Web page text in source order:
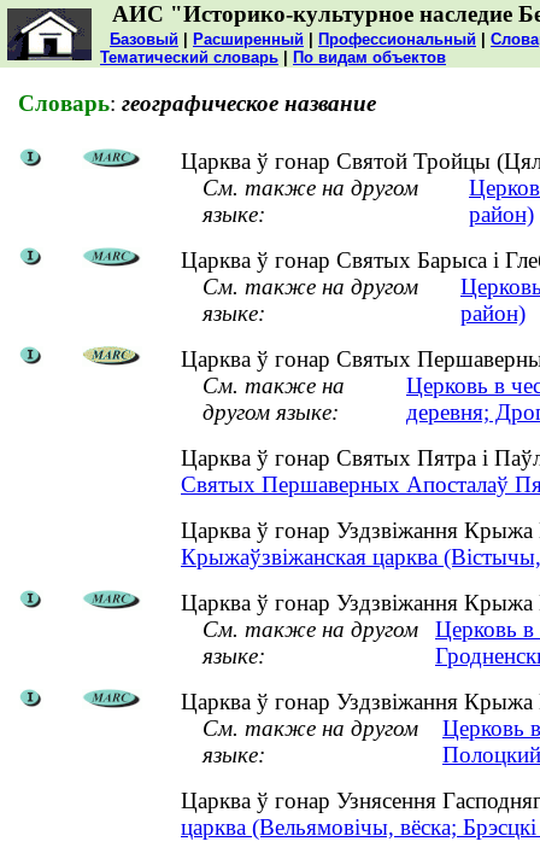
АИС "Историко-культурное наследие
Базовый Расширенный Профессиональный
Тематический словарь
По видам объектов
Словарь: географическое название
Царква ў гонар Святой Тройцы
См. также на другом
языке:
район)
Царква ў гонар Святых Барыса і
См. также на другом
языке:
район)
Царква ў гонар Святых
См. также на
другом языке:
Церковь в
деревня;
Царква ў гонар Святых Пятра і
Святых Першаверных Апосталаў
Царква ў гонар Уздзвіжання
Крыжаўзвіжанская царква
Царква ў гонар Уздзвіжання Крыжа
См. также на другом
языке:
Церковь в
Царква ў гонар Уздзвіжання Крыжа
См. также на другом
языке:
Церковь
Царква ў гонар Узнясення
царква (Вельямовічы, вёска;